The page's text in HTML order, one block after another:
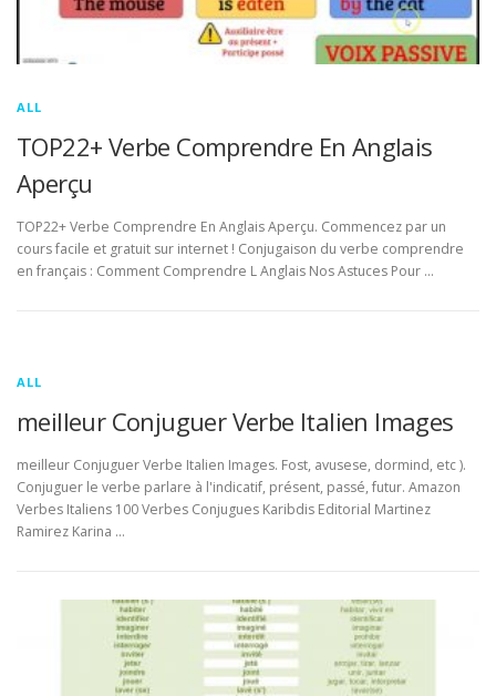
ALL
TOP22+ Verbe Comprendre En Anglais
Aperçu
TOP22+ Verbe Comprendre En Anglais Aperçu. Commencez par un
cours facile et gratuit sur internet ! Conjugaison du verbe comprendre
en français : Comment Comprendre L Anglais Nos Astuces Pour …
ALL
meilleur Conjuguer Verbe Italien Images
meilleur Conjuguer Verbe Italien Images. Fost, avusese, dormind, etc ).
Conjuguer le verbe parlare à l'indicatif, présent, passé, futur. Amazon
Verbes Italiens 100 Verbes Conjugues Karibdis Editorial Martinez
Ramirez Karina …